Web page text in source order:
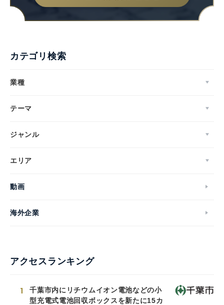
カテゴリ検索
業種
テーマ
ジャンル
エリア
動画
海外企業
アクセスランキング
1
千葉市内にリチウムイオン電池などの小
型充電式電池回収ボックスを新たに15カ